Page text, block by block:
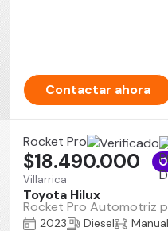
Contactar ahora
Rocket Pro
Villarrica
Toyota Hilux
Rocket Pro Automotriz
$18.490.000
2023 Diesel Manual